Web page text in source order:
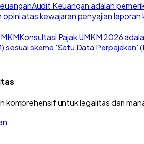
Audit Keuangan adalah
opini atas kewajaran penyajian laporan
Konsultasi Pajak UMKM 2026
sesuai skema 'Satu Data Perpajakan'
komprehensif untuk legalitas dan